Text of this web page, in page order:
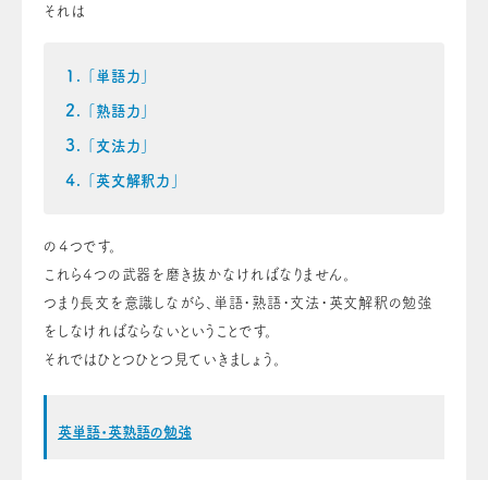
それは
「単語力」
「熟語力」
「文法力」
「英文解釈力」
の４つです。
これら４つの武器を磨き抜かなければなりません。
つまり長文を意識しながら、単語・熟語・文法・英文解釈の勉強
をしなければならないということです。
それではひとつひとつ見ていきましょう。
英単語・英熟語の勉強